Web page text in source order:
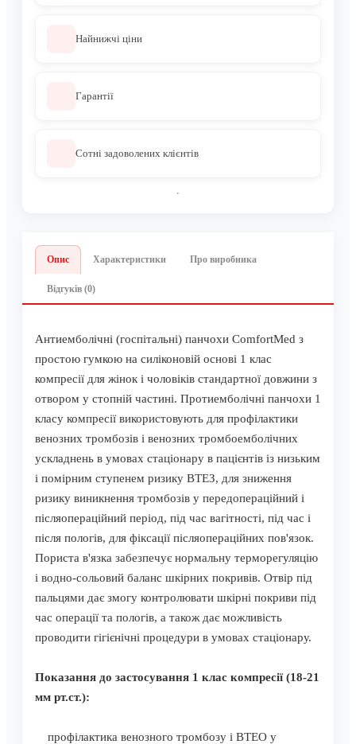
Найнижчі ціни
Гарантії
Сотні задоволених клієнтів
Опис Характеристики Про виробника
Відгуків (0)
Антиемболічні (госпітальні) панчохи ComfortMed з
простою гумкою на силіконовій основі 1 клас
компресії для жінок і чоловіків стандартної довжини з
отвором у стопній частині. Протиемболічні панчохи 1
класу компресії використовують для профілактики
венозних тромбозів і венозних тромбоемболічних
ускладнень в умовах стаціонару в пацієнтів із низьким
і помірним ступенем ризику ВТЕЗ, для зниження
ризику виникнення тромбозів у передопераційний і
післяопераційний період, під час вагітності, під час і
після пологів, для фіксації післяопераційних пов'язок.
Пориста в'язка забезпечує нормальну терморегуляцію
і водно-сольовий баланс шкірних покривів. Отвір під
пальцями дає змогу контролювати шкірні покриви під
час операції та пологів, а також дає можливість
проводити гігієнічні процедури в умовах стаціонару.
Показання до застосування 1 клас компресії (18-21
мм рт.ст.):
профілактика венозного тромбозу і ВТЕО у